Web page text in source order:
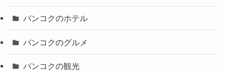
バンコクのホテル
バンコクのグルメ
バンコクの観光